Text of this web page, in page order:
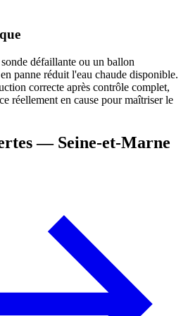
défaillante ou un ballon
en panne réduit l'eau chaude disponible.
correcte après contrôle complet,
réellement en cause pour maîtriser le
— Seine-et-Marne